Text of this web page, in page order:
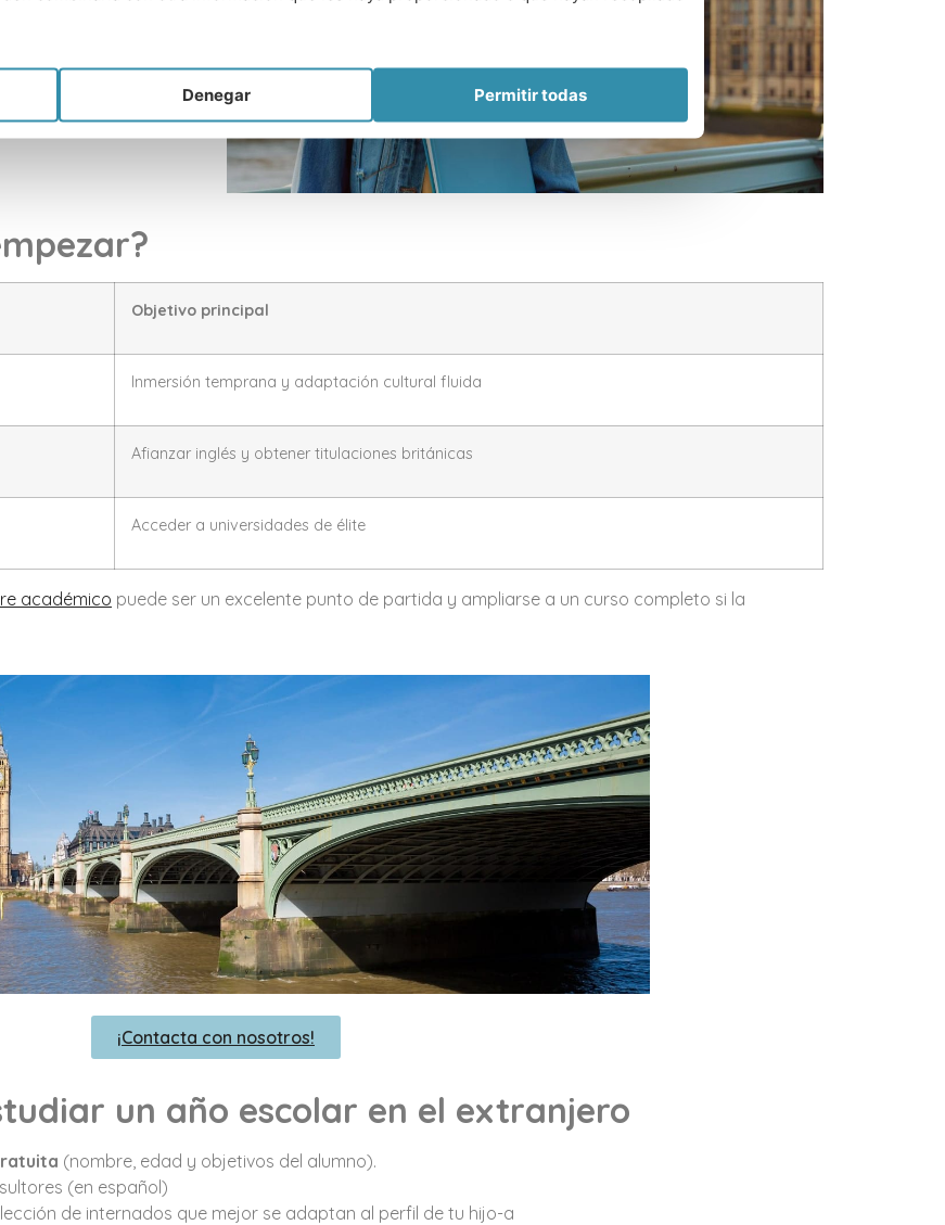
y ayudas internas
reducir la
Objetivo principal
Inmersión temprana y adaptación cultural fluida
Afianzar inglés y obtener titulaciones británicas
Acceder a universidades de élite
académico puede ser un excelente punto de partida y ampliarse a un curso completo si la
¡Contacta con nosotros!
un año escolar en el extranjero
(nombre, edad y objetivos del alumno).
(en español)
de internados que mejor se adaptan al perfil de tu hijo-a
Denegar Permitir todas